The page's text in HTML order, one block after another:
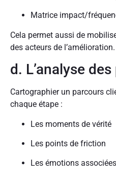
Matrice impact/
Cela permet aussi de
des acteurs de l’amélioration.
d. L’analyse
Cartographier un parcours
chaque étape :
Les moments de vérité
Les points de friction
Les émotions associées